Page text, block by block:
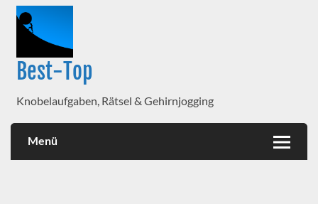
Best-Top
Knobelaufgaben, Rätsel & Gehirnjogging
Menü